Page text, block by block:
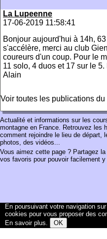
La Lupeenne
17-06-2019 11:58:41
Bonjour aujourd'hui à 14h,
s'accélère, merci au club
coureurs d'un coup. Pour le
11 solo, 4 duos et 17 sur le
Alain
Voir toutes les publications
Actualité et informations sur les
montagne en France. Retrouvez les
comment rejoindre le lieu de départ,
photos, des vidéos...
Vous aimez cette page ? Partagez
vos favoris pour pouvoir facilement y
En poursuivant votre navigation
cookies pour vous proposer des
En savoir plus. OK